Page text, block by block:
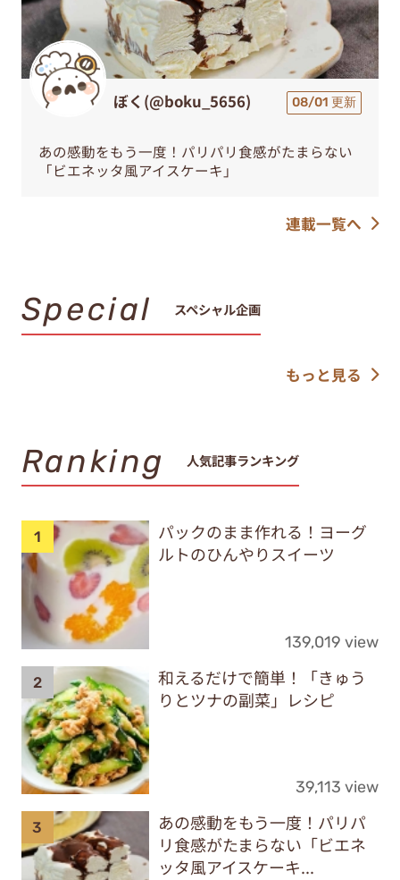
ぼく(@boku_5656) 08/01 更新
あの感動をもう一度！パリパリ食感がたまらない
「ビエネッタ風アイスケーキ」
連載一覧へ
Special スペシャル企画
もっと見る
Ranking 人気記事ランキング
パックのまま作れる！ヨーグ
ルトのひんやりスイーツ
139,019 view
和えるだけで簡単！「きゅう
りとツナの副菜」レシピ
39,113 view
あの感動をもう一度！パリパ
リ食感がたまらない「ビエネ
ッタ風アイスケーキ...